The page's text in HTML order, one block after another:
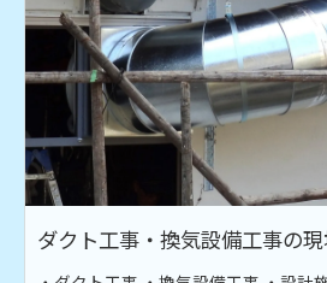
ダクト工事・換気設備工事の